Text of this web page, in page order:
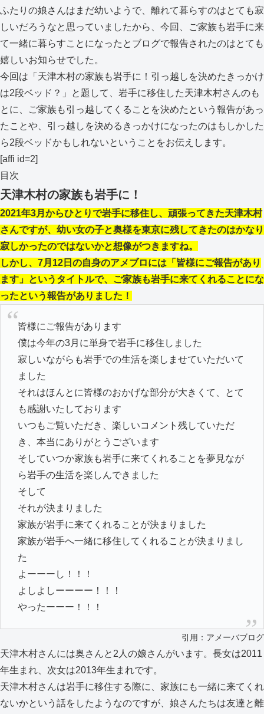
ふたりの娘さんはまだ幼いようで、離れて暮らすのはとても寂
しいだろうなと思っていましたから、今回、ご家族も岩手に来
て一緒に暮らすことになったとブログで報告されたのはとても
嬉しいお知らせでした。
今回は「天津木村の家族も岩手に！引っ越しを決めたきっかけ
は2段ベッド？」と題して、岩手に移住した天津木村さんのも
とに、ご家族も引っ越してくることを決めたという報告があっ
たことや、引っ越しを決めるきっかけになったのはもしかした
ら2段ベッドかもしれないということをお伝えします。
[affi id=2]
目次
天津木村の家族も岩手に！
2021年3月からひとりで岩手に移住し、頑張ってきた天津木村
さんですが、幼い女の子と奥様を東京に残してきたのはかなり
寂しかったのではないかと想像がつきますね。
しかし、7月12日の自身のアメブロには「皆様にご報告があり
ます」というタイトルで、ご家族も岩手に来てくれることにな
ったという報告がありました！
皆様にご報告があります
僕は今年の3月に単身で岩手に移住しました
寂しいながらも岩手での生活を楽しませていただいて
ました
それはほんとに皆様のおかげな部分が大きくて、とて
も感謝いたしております
いつもご覧いただき、楽しいコメント残していただ
き、本当にありがとうございます
そしていつか家族も岩手に来てくれることを夢見なが
ら岩手の生活を楽しんできました
そして
それが決まりました
家族が岩手に来てくれることが決まりました
家族が岩手へ一緒に移住してくれることが決まりまし
た
よーーーし！！！
よしよしーーーー！！！
やったーーー！！！
引用：アメーバブログ
天津木村さんには奥さんと2人の娘さんがいます。長女は2011
年生まれ、次女は2013年生まれです。
天津木村さんは岩手に移住する際に、家族にも一緒に来てくれ
ないかという話をしたようなのですが、娘さんたちは友達と離